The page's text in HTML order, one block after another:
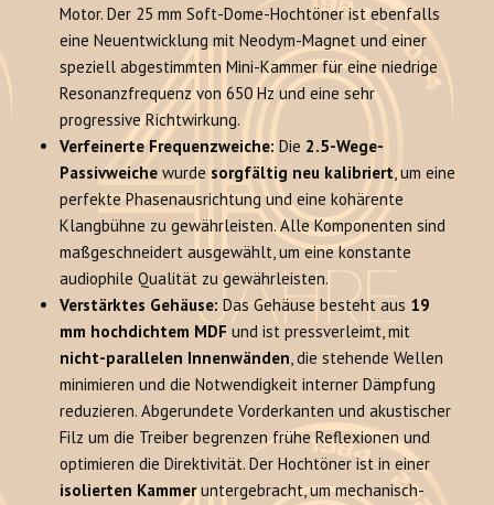
Motor. Der 25 mm Soft-Dome-Hochtöner ist ebenfalls
eine Neuentwicklung mit Neodym-Magnet und einer
speziell abgestimmten Mini-Kammer für eine niedrige
Resonanzfrequenz von 650 Hz und eine sehr
progressive Richtwirkung.
Verfeinerte Frequenzweiche: Die 2.5-Wege-
Passivweiche wurde sorgfältig neu kalibriert, um eine
perfekte Phasenausrichtung und eine kohärente
Klangbühne zu gewährleisten. Alle Komponenten sind
maßgeschneidert ausgewählt, um eine konstante
audiophile Qualität zu gewährleisten.
Verstärktes Gehäuse: Das Gehäuse besteht aus 19
mm hochdichtem MDF und ist pressverleimt, mit
nicht-parallelen Innenwänden, die stehende Wellen
minimieren und die Notwendigkeit interner Dämpfung
reduzieren. Abgerundete Vorderkanten und akustischer
Filz um die Treiber begrenzen frühe Reflexionen und
optimieren die Direktivität. Der Hochtöner ist in einer
isolierten Kammeruntergebracht, um mechanisch-